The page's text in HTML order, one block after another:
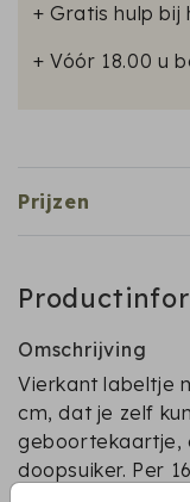
+ Gratis hulp bij
+ Vóór 18.00 u
Prijzen
Omschrijving
Vierkant labeltje
cm, dat je zelf
geboortekaartje,
doopsuiker. Per